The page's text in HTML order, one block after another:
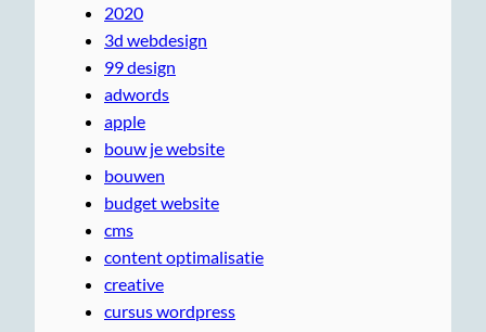
2020
3d webdesign
99 design
adwords
apple
bouw je website
bouwen
budget website
cms
content optimalisatie
creative
cursus wordpress